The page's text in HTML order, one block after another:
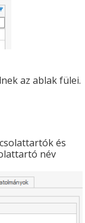
az ablak fülei.
és
név